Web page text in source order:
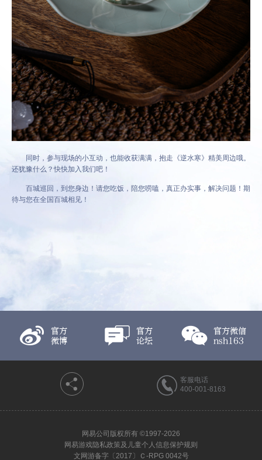
同时，参与现场的小互动，也能收获满满，抱走《逆水寒》精美周边哦。
还犹豫什么？快快加入我们吧！
百城巡回，到您身边！请您吃饭，陪您唠嗑，真正办实事，解决问题！期
待与您在全国百城相见！
官方
微博
官方
论坛
官方微信
nsh163
客服电话
400-001-8163
网易公司版权所有 ©1997-2026
网易游戏隐私政策及儿童个人信息保护规则
文网游备字〔2017〕Ｃ-RPG 0042号